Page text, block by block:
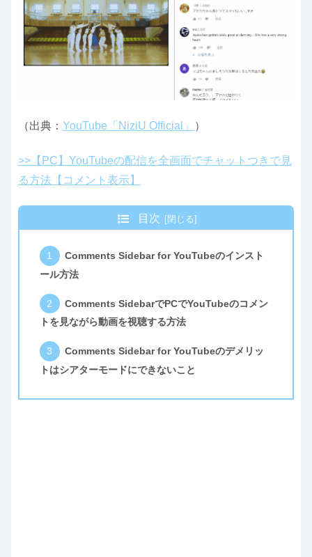
（出典： YouTube「NiziU Official」 ）
>>【PC】YouTubeの配信を全画面でチャットつきで見
る方法【コメント表示】
目次
Comments Sidebar for YouTubeのインスト
ール方法
Comments SidebarでPCでYouTubeのコメン
トを見ながら動画を視聴する方法
Comments Sidebar for YouTubeのデメリッ
トはシアターモードにできないこと